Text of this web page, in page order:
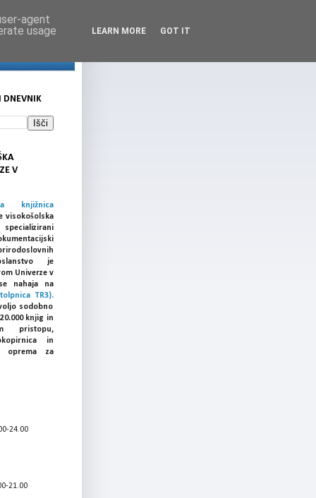
DNEVNIK
V
knjižnica
visokošolska
je
Univerze v
nahaja na
TR3).
sodobno
knjig in
pristopu,
in
oprema za
24.00
21.00
agent
usage
LEARN MORE GOT IT